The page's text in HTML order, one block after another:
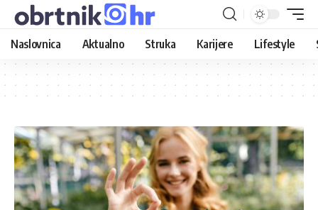
Naslovnica Aktualno Struka Karijere Lifestyle